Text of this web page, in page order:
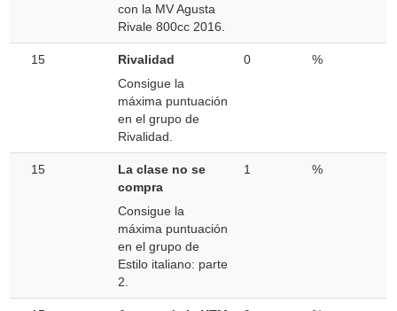
con la MV Agusta
Rivale 800cc 2016.
15
Rivalidad
Consigue la
máxima puntuación
en el grupo de
Rivalidad.
0 %
15
La clase no se
compra
Consigue la
máxima puntuación
en el grupo de
Estilo italiano: parte
2.
1 %